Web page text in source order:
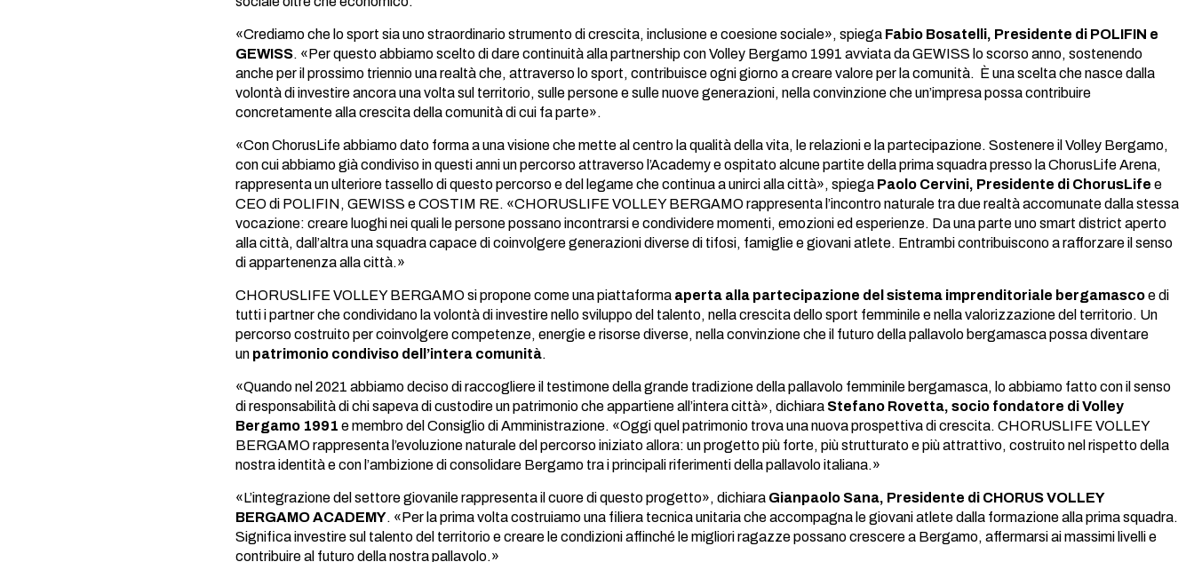
«Crediamo che lo sport sia uno straordinario strumento di crescita, inclusione e coesione sociale», spiega Fabio Bosatelli, Presidente di POLIFIN e
GEWISS. «Per questo abbiamo scelto di dare continuità alla partnership con Volley Bergamo 1991 avviata da GEWISS lo scorso anno, sostenendo
anche per il prossimo triennio una realtà che, attraverso lo sport, contribuisce ogni giorno a creare valore per la comunità. È una scelta che nasce dalla
volontà di investire ancora una volta sul territorio, sulle persone e sulle nuove generazioni, nella convinzione che un’impresa possa contribuire
concretamente alla crescita della comunità di cui fa parte».
«Con ChorusLife abbiamo dato forma a una visione che mette al centro la qualità della vita, le relazioni e la partecipazione. Sostenere il Volley Bergamo,
con cui abbiamo già condiviso in questi anni un percorso attraverso l’Academy e ospitato alcune partite della prima squadra presso la ChorusLife Arena,
rappresenta un ulteriore tassello di questo percorso e del legame che continua a unirci alla città», spiega Paolo Cervini, Presidente di ChorusLife e
CEO di POLIFIN, GEWISS e COSTIM RE. «CHORUSLIFE VOLLEY BERGAMO rappresenta l’incontro naturale tra due realtà accomunate dalla stessa
vocazione: creare luoghi nei quali le persone possano incontrarsi e condividere momenti, emozioni ed esperienze. Da una parte uno smart district aperto
alla città, dall’altra una squadra capace di coinvolgere generazioni diverse di tifosi, famiglie e giovani atlete. Entrambi contribuiscono a rafforzare il senso
di appartenenza alla città.»
CHORUSLIFE VOLLEY BERGAMO si propone come una piattaforma aperta alla partecipazione del sistema imprenditoriale bergamascoe di
tutti i partner che condividano la volontà di investire nello sviluppo del talento, nella crescita dello sport femminile e nella valorizzazione del territorio. Un
percorso costruito per coinvolgere competenze, energie e risorse diverse, nella convinzione che il futuro della pallavolo bergamasca possa diventare
un patrimonio condiviso dell’intera comunità.
«Quando nel 2021 abbiamo deciso di raccogliere il testimone della grande tradizione della pallavolo femminile bergamasca, lo abbiamo fatto con il senso
di responsabilità di chi sapeva di custodire un patrimonio che appartiene all’intera città», dichiara Stefano Rovetta, socio fondatore di Volley
Bergamo 1991 e membro del Consiglio di Amministrazione. «Oggi quel patrimonio trova una nuova prospettiva di crescita. CHORUSLIFE VOLLEY
BERGAMO rappresenta l’evoluzione naturale del percorso iniziato allora: un progetto più forte, più strutturato e più attrattivo, costruito nel rispetto della
nostra identità e con l’ambizione di consolidare Bergamo tra i principali riferimenti della pallavolo italiana.»
«L’integrazione del settore giovanile rappresenta il cuore di questo progetto», dichiara Gianpaolo Sana, Presidente di CHORUS VOLLEY
BERGAMO ACADEMY. «Per la prima volta costruiamo una filiera tecnica unitaria che accompagna le giovani atlete dalla formazione alla prima squadra.
Significa investire sul talento del territorio e creare le condizioni affinché le migliori ragazze possano crescere a Bergamo, affermarsi ai massimi livelli e
contribuire al futuro della nostra pallavolo.»